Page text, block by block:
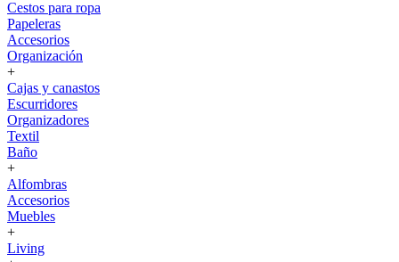
Cestos para ropa
Papeleras
Accesorios
Organización
+
Cajas y canastos
Escurridores
Organizadores
Textil
Baño
+
Alfombras
Accesorios
Muebles
+
Living